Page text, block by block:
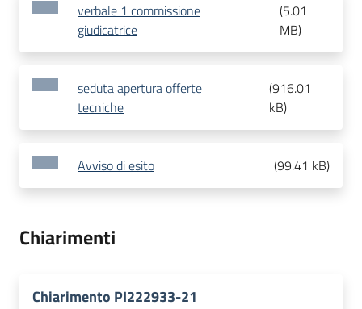
verbale 1 commissione
giudicatrice
(5.01
MB)
seduta apertura offerte
tecniche
(916.01
kB)
Avviso di esito (99.41 kB)
Chiarimenti
Chiarimento PI222933-21